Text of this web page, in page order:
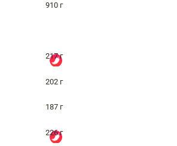
910 г
217 г
202 г
187 г
226 г